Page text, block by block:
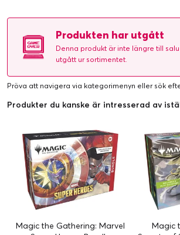
Produkten har utgått
Denna produkt är inte längre till
utgått ur sortimentet.
Pröva att navigera via kategorimenyn eller sök
Produkter du kanske är intresserad av
Magic the Gathering: Marvel
Magic